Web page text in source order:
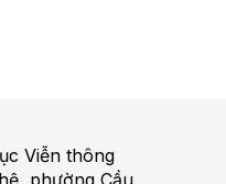
Viễn thông